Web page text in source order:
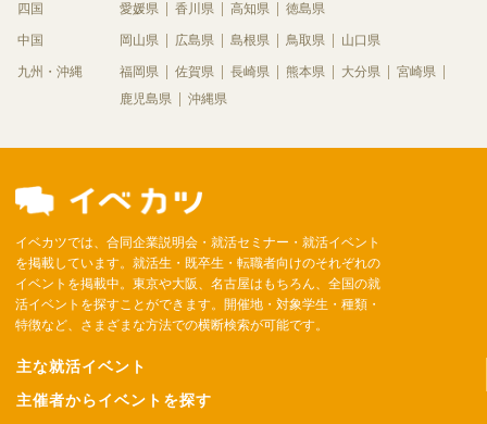
四国 愛媛県 香川県 高知県 徳島県
中国 岡山県 広島県 島根県 鳥取県 山口県
九州・沖縄 福岡県 佐賀県 長崎県 熊本県 大分県
宮崎県
鹿児島県
沖縄県
イベカツでは、合同企業説明会・就活セミナー・就活イベント
を掲載しています。就活生・既卒生・転職者向けのそれぞれの
イベントを掲載中。東京や大阪、名古屋はもちろん、全国の就
活イベントを探すことができます。開催地・対象学生・種類・
特徴など、さまざまな方法での横断検索が可能です。
主な就活イベント
主催者からイベントを探す